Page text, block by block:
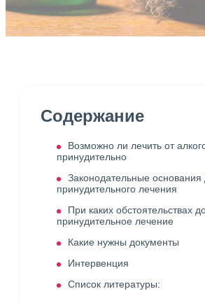
Содержание
Возможно ли лечить от
принудительно
Законодательные основания
принудительного лечения
При каких обстоятельствах
принудительное лечение
Какие нужны документы
Интервенция
Список литературы: